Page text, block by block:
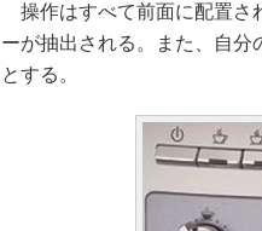
操作はすべて前面に配置さ
ーが抽出される。また、自
とする。